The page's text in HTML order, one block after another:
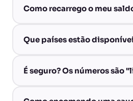
Como recarrego o meu
Que países estão
É seguro? Os números são